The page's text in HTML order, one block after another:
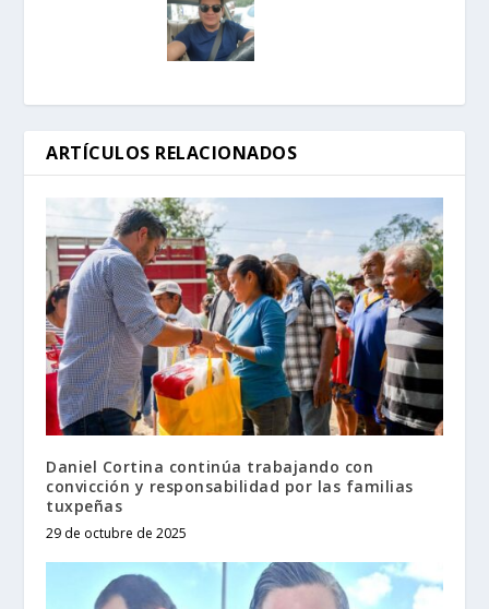
ARTÍCULOS RELACIONADOS
Daniel Cortina continúa trabajando con
convicción y responsabilidad por las familias
tuxpeñas
29 de octubre de 2025